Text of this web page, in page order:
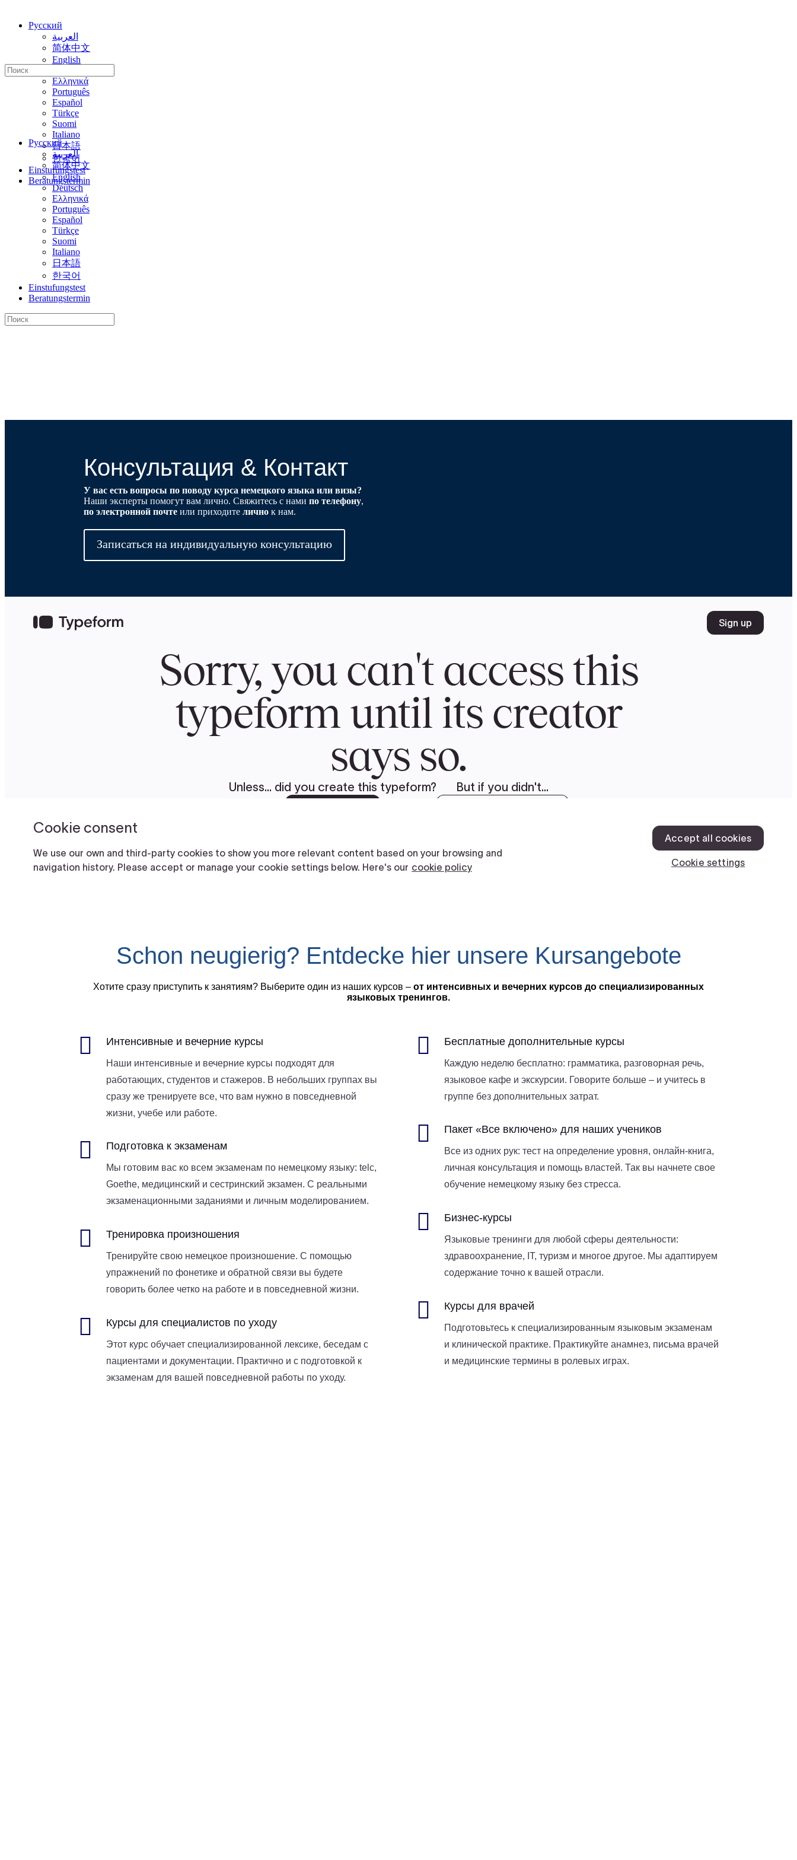
Русский
العربية
简体中文
English
Ελληνικά
Português
Español
Türkçe
Suomi
Italiano
日本語
한국어
Einstufungstest
Beratungstermin
Искать:
Русский
العربية
简体中文
English
Deutsch
Ελληνικά
Português
Español
Türkçe
Suomi
Italiano
日本語
한국어
Einstufungstest
Beratungstermin
Искать:
Консультация & Контакт
У вас есть вопросы по поводу курса немецкого языка или визы?
Наши эксперты помогут вам лично. Свяжитесь с нами по телефону,
по электронной почтеили приходите личнок нам.
Записаться на индивидуальную консультацию
Schon neugierig? Entdecke hier unsere Kursangebote
Хотите сразу приступить к занятиям? Выберите один из наших курсов – от интенсивных и вечерних курсов до специализированных
языковых тренингов.
 Интенсивные и вечерние курсы
Наши интенсивные и вечерние курсы подходят для
работающих, студентов и стажеров. В небольших группах вы
сразу же тренируете все, что вам нужно в повседневной
жизни, учебе или работе.
 Подготовка к экзаменам
Мы готовим вас ко всем экзаменам по немецкому языку: telc,
Goethe, медицинский и сестринский экзамен. С реальными
экзаменационными заданиями и личным моделированием.
 Тренировка произношения
Тренируйте свою немецкое произношение. С помощью
упражнений по фонетике и обратной связи вы будете
говорить более четко на работе и в повседневной жизни.
 Курсы для специалистов по уходу
Этот курс обучает специализированной лексике, беседам с
пациентами и документации. Практично и с подготовкой к
экзаменам для вашей повседневной работы по уходу.
 Бесплатные дополнительные курсы
Каждую неделю бесплатно: грамматика, разговорная речь,
языковое кафе и экскурсии. Говорите больше – и учитесь в
группе без дополнительных затрат.
 Пакет «Все включено» для наших учеников
Все из одних рук: тест на определение уровня, онлайн-книга,
личная консультация и помощь властей. Так вы начнете свое
обучение немецкому языку без стресса.
 Бизнес-курсы
Языковые тренинги для любой сферы деятельности:
здравоохранение, IT, туризм и многое другое. Мы адаптируем
содержание точно к вашей отрасли.
 Курсы для врачей
Подготовьтесь к специализированным языковым экзаменам
и клинической практике. Практикуйте анамнез, письма врачей
и медицинские термины в ролевых играх.